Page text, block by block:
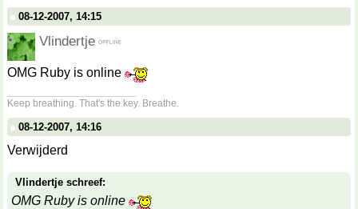
08-12-2007, 14:15
Vlindertje
OMG Ruby is online
Keep breathing. That's the key. Breathe.
08-12-2007, 14:16
Verwijderd
Vlindertje schreef:
OMG Ruby is online